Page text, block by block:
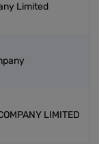
Limited
LIMITED